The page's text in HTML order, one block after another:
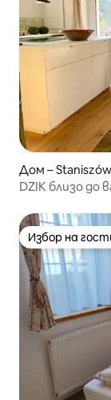
Дом – Staniszów
DZIK близо до
Избор на
Избор на